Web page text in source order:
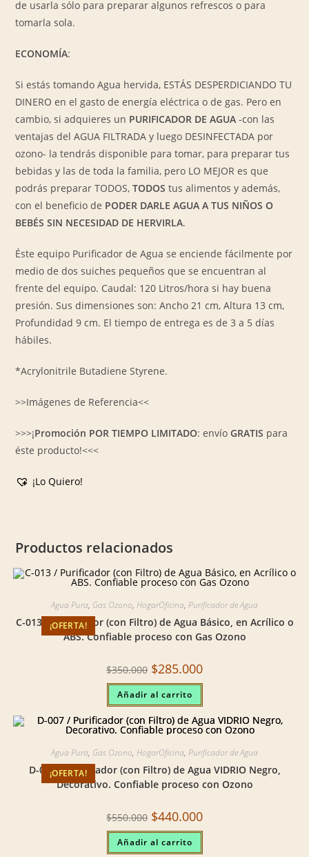
de usarla sólo para preparar algunos refrescos o para
tomarla sola.
ECONOMÍA:
Si estás tomando Agua hervida, ESTÁS DESPERDICIANDO TU
DINERO en el gasto de energía eléctrica o de gas. Pero en
cambio, si adquieres un PURIFICADOR DE AGUA -con las
ventajas del AGUA FILTRADA y luego DESINFECTADA por
ozono- la tendrás disponible para tomar, para preparar tus
bebidas y las de toda la familia, pero LO MEJOR es que
podrás preparar TODOS,TODOS tus alimentos y además,
con el beneficio de PODER DARLE AGUA A TUS NIÑOS O
BEBÉS SIN NECESIDAD DE HERVIRLA.
Éste equipo Purificador de Agua se enciende fácilmente por
medio de dos suiches pequeños que se encuentran al
frente del equipo. Caudal: 120 Litros/hora si hay buena
presión. Sus dimensiones son: Ancho 21 cm, Altura 13 cm,
Profundidad 9 cm. El tiempo de entrega es de 3 a 5 días
hábiles.
*Acrylonitrile Butadiene Styrene.
>>Imágenes de Referencia<<
>>>¡Promoción POR TIEMPO LIMITADO: envíoGRATIS para
éste producto!<<<
¡Lo Quiero!
Productos relacionados
¡OFERTA!
Agua Pura, Gas Ozono, HogarOficina, Purificador de Agua
C-013 / Purificador (con Filtro) de Agua Básico, en Acrílico o
ABS. Confiable proceso con Gas Ozono
$350.000 Original
price
was:
$350.000.
$285.000Current
is:
Añadir al carrito
¡OFERTA!
Agua Pura, Gas Ozono, HogarOficina, Purificador de Agua
D-007 / Purificador (con Filtro) de Agua VIDRIO Negro,
Decorativo. Confiable proceso con Ozono
$550.000 Original
price
was:
$550.000.
$440.000Current
is:
Añadir al carrito